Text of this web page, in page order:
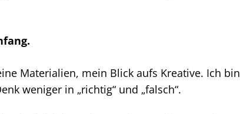
Materialien, mein Blick aufs Kreative. Ich bin
weniger in „richtig“ und „falsch“.